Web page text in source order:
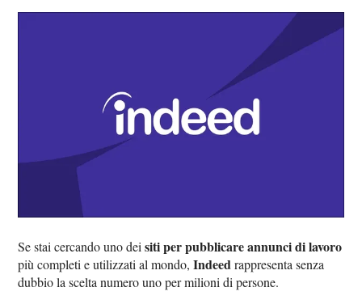
Se stai cercando uno deisiti per pubblicare annunci di lavoro
più completi e utilizzati al mondo,Indeedrappresenta senza
dubbio la scelta numero uno per milioni di persone.